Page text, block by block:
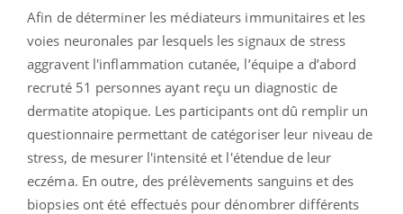
Afin de déterminer les médiateurs immunitaires et les
voies neuronales par lesquels les signaux de stress
aggravent l'inflammation cutanée, l’équipe a d’abord
recruté 51 personnes ayant reçu un diagnostic de
dermatite atopique. Les participants ont dû remplir un
questionnaire permettant de catégoriser leur niveau de
stress, de mesurer l'intensité et l'étendue de leur
eczéma. En outre, des prélèvements sanguins et des
biopsies ont été effectués pour dénombrer différents